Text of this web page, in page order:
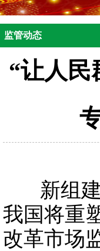
监管动态
“让人
新组建
我国将重
改革市场